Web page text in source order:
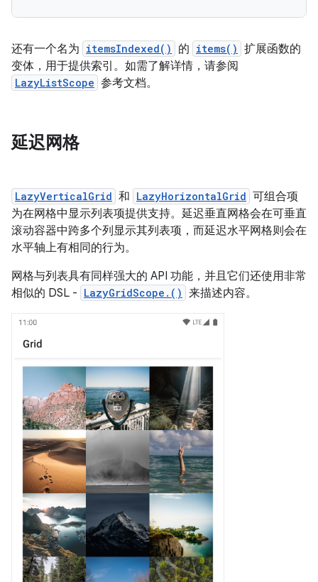
还有一个名为 itemsIndexed() 的 items() 扩展函数的
变体，用于提供索引。如需了解详情，请参阅
LazyListScope 参考文档。
延迟网格
LazyVerticalGrid 和 LazyHorizontalGrid 可组合项
为在网格中显示列表项提供支持。延迟垂直网格会在可垂直
滚动容器中跨多个列显示其列表项，而延迟水平网格则会在
水平轴上有相同的行为。
网格与列表具有同样强大的 API 功能，并且它们还使用非常
相似的 DSL - LazyGridScope.() 来描述内容。